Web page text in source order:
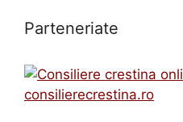
Parteneriate